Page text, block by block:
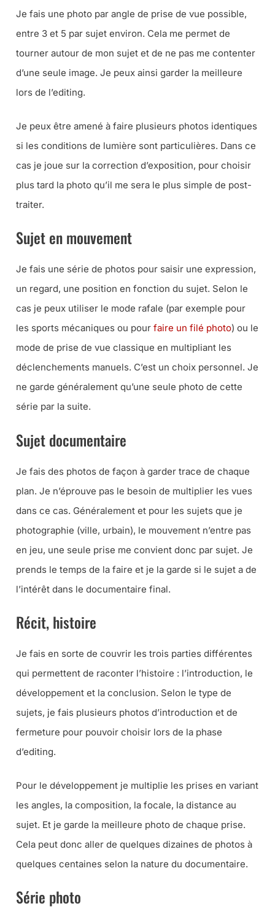
Je fais une photo par angle de prise de vue possible,
entre 3 et 5 par sujet environ. Cela me permet de
tourner autour de mon sujet et de ne pas me contenter
d’une seule image. Je peux ainsi garder la meilleure
lors de l’editing.
Je peux être amené à faire plusieurs photos identiques
si les conditions de lumière sont particulières. Dans ce
cas je joue sur la correction d’exposition, pour choisir
plus tard la photo qu’il me sera le plus simple de post-
traiter.
Sujet en mouvement
Je fais une série de photos pour saisir une expression,
un regard, une position en fonction du sujet. Selon le
cas je peux utiliser le mode rafale (par exemple pour
les sports mécaniques ou pour faire un filé photo) ou le
mode de prise de vue classique en multipliant les
déclenchements manuels. C’est un choix personnel. Je
ne garde généralement qu’une seule photo de cette
série par la suite.
Sujet documentaire
Je fais des photos de façon à garder trace de chaque
plan. Je n’éprouve pas le besoin de multiplier les vues
dans ce cas. Généralement et pour les sujets que je
photographie (ville, urbain), le mouvement n’entre pas
en jeu, une seule prise me convient donc par sujet. Je
prends le temps de la faire et je la garde si le sujet a de
l’intérêt dans le documentaire final.
Récit, histoire
Je fais en sorte de couvrir les trois parties différentes
qui permettent de raconter l’histoire : l’introduction, le
développement et la conclusion. Selon le type de
sujets, je fais plusieurs photos d’introduction et de
fermeture pour pouvoir choisir lors de la phase
d’editing.
Pour le développement je multiplie les prises en variant
les angles, la composition, la focale, la distance au
sujet. Et je garde la meilleure photo de chaque prise.
Cela peut donc aller de quelques dizaines de photos à
quelques centaines selon la nature du documentaire.
Série photo